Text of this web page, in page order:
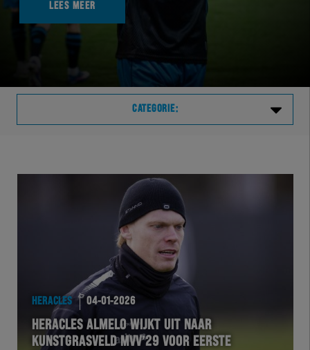
LEES MEER
CATEGORIE:
HEREXC
EXCHER
HERACLES 04-01-2026
HERACLES ALMELO WIJKT UIT NAAR
KUNSTGRASVELD MVV’29 VOOR EERSTE